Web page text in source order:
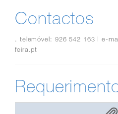
Contactos
. telemóvel: 926 542 163 | e-
feira.pt